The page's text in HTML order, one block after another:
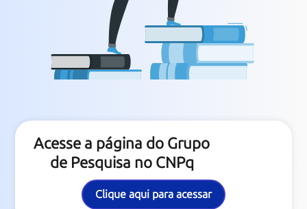
Acesse a página do Grupo
de Pesquisa no CNPq
Clique aqui para acessar